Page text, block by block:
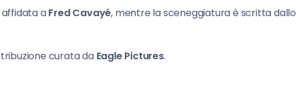
aFred Cavayé, mentre la sceneggiatura è scritta dallo
curata da Eagle Pictures.